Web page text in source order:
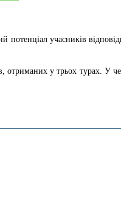
учасників
отриманих у трьох турах. У